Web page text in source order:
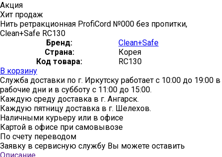
Акция
Хит продаж
Нить ретракционная ProfiCord №000 без пропитки,
Clean+Safe RC130
Бренд:
Clean+Safe
Страна:
Корея
Код товара:
RC130
В корзину
Служба доставки по г. Иркутску работает с 10:00 до 19:00 в
рабочие дни и в субботу с 11:00 до 15:00.
Каждую среду доставка в г. Ангарск.
Каждую пятницу доставка в г. Шелехов.
Наличными курьеру или в офисе
Картой в офисе при самовывозе
По счету переводом
Заявку в сервисную службу Вы можете оставить